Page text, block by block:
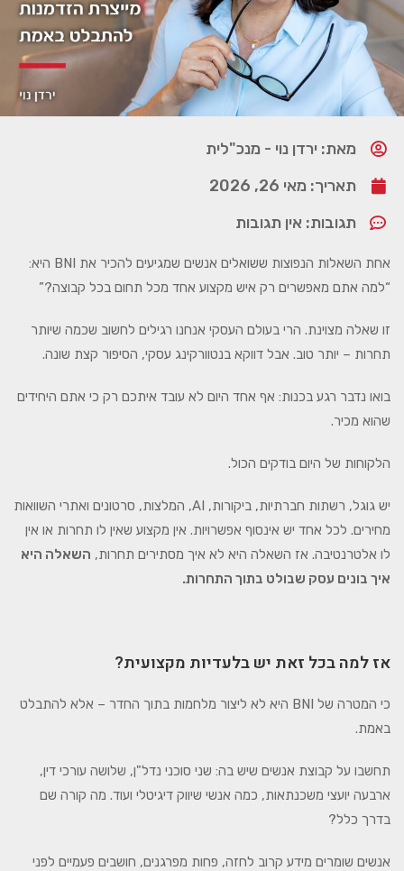
מאת: ירדן נוי - מנכ"לית
תאריך: מאי 26, 2026
תגובות: אין תגובות
אחת השאלות הנפוצות ששואלים אנשים שמגיעים להכיר את BNI היא:
“למה אתם מאפשרים רק איש מקצוע אחד מכל תחום בכל קבוצה?”
זו שאלה מצוינת. הרי בעולם העסקי אנחנו רגילים לחשוב שכמה שיותר
תחרות – יותר טוב. אבל דווקא בנטוורקינג עסקי, הסיפור קצת שונה.
בואו נדבר רגע בכנות: אף אחד היום לא עובד איתכם רק כי אתם היחידים
שהוא מכיר.
הלקוחות של היום בודקים הכול.
יש גוגל, רשתות חברתיות, ביקורות, AI, המלצות, סרטונים ואתרי השוואות
מחירים. לכל אחד יש אינסוף אפשרויות. אין מקצוע שאין לו תחרות או אין
לו אלטרנטיבה. אז השאלה היא לא איך מסתירים תחרות, השאלה היא
איך בונים עסק שבולט בתוך התחרות.
אז למה בכל זאת יש בלעדיות מקצועית?
כי המטרה של BNI היא לא ליצור מלחמות בתוך החדר – אלא להתבלט
באמת.
תחשבו על קבוצת אנשים שיש בה: שני סוכני נדל"ן, שלושה עורכי דין,
ארבעה יועצי משכנתאות, כמה אנשי שיווק דיגיטלי ועוד. מה קורה שם
בדרך כלל?
אנשים שומרים מידע קרוב לחזה, פחות מפרגנים, חושבים פעמיים לפני